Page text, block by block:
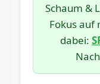
Schaum &
Fokus auf
dabei: